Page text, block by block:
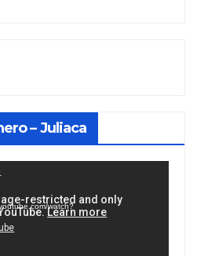
– Juliaca
watch?